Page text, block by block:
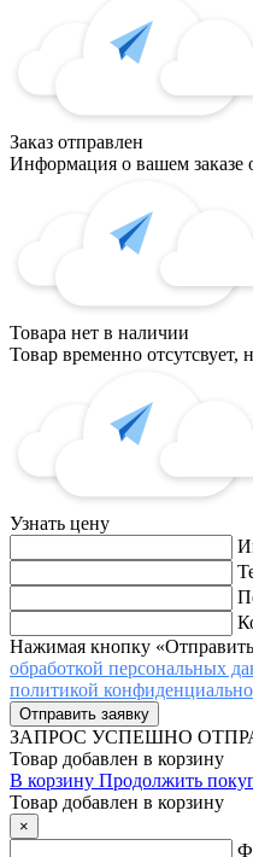
Заказ отправлен
Информация о вашем заказе
Товара нет в наличии
Товар временно отсутсвует,
Узнать цену
Нажимая кнопку
обработкой персональных
политикой
ЗАПРОС УСПЕШНО
Товар добавлен в корзину
В корзину Продолжить
Товар добавлен в корзину
×